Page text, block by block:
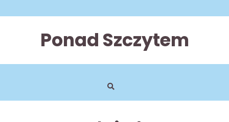
to
Ponad Szczytem